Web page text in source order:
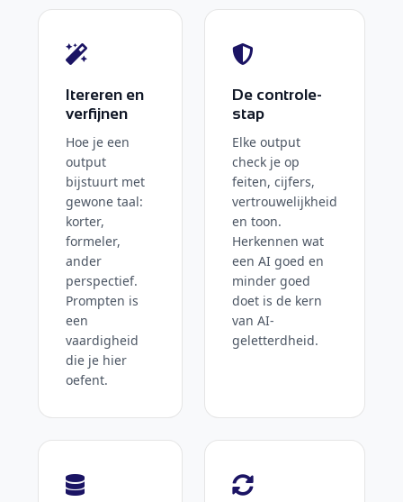
Itereren en
verfijnen
Hoe je een
output
bijstuurt met
gewone taal:
korter,
formeler,
ander
perspectief.
Prompten is
een
vaardigheid
die je hier
oefent.
De controle-
stap
Elke output
check je op
feiten, cijfers,
vertrouwelijkheid
en toon.
Herkennen wat
een AI goed en
minder goed
doet is de kern
van AI-
geletterdheid.